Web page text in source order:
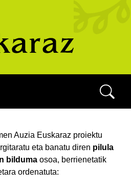
Auzia Euskaraz proiektu
eta banatu diren pilula
bilduma osoa, berrienetatik
ordenatuta: